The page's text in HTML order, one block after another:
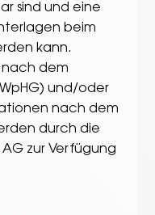
sind und eine
beim
kann.
dem
und/oder
nach dem
durch die
AG zur Verfügung